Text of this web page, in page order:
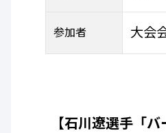
参加者 大会
【石川遼選手「